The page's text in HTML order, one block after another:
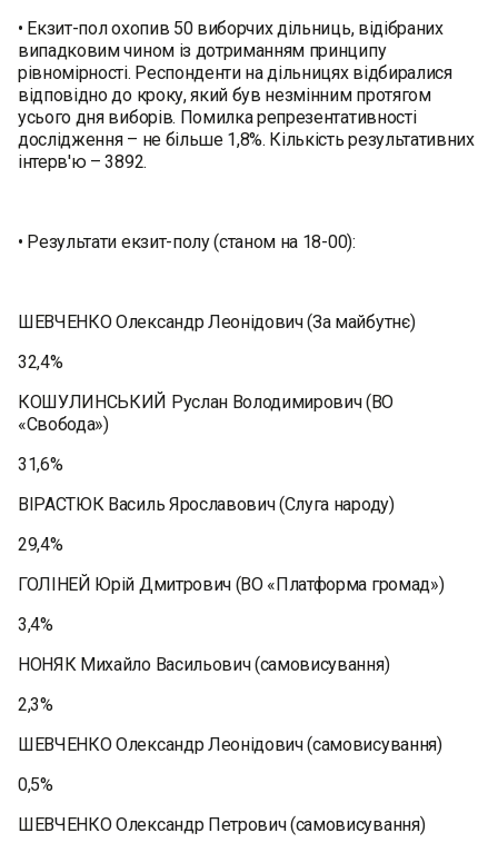
• Екзит-пол охопив 50 виборчих дільниць, відібраних
випадковим чином із дотриманням принципу
рівномірності. Респонденти на дільницях відбиралися
відповідно до кроку, який був незмінним протягом
усього дня виборів. Помилка репрезентативності
дослідження – не більше 1,8%. Кількість результативних
інтерв'ю – 3892.
• Результати екзит-полу (станом на 18-00):
ШЕВЧЕНКО Олександр Леонідович (За майбутнє)
32,4%
КОШУЛИНСЬКИЙ Руслан Володимирович (ВО
«Свобода»)
31,6%
ВІРАСТЮК Василь Ярославович (Слуга народу)
29,4%
ГОЛІНЕЙ Юрій Дмитрович (ВО «Платформа громад»)
3,4%
НОНЯК Михайло Васильович (самовисування)
2,3%
ШЕВЧЕНКО Олександр Леонідович (самовисування)
0,5%
ШЕВЧЕНКО Олександр Петрович (самовисування)